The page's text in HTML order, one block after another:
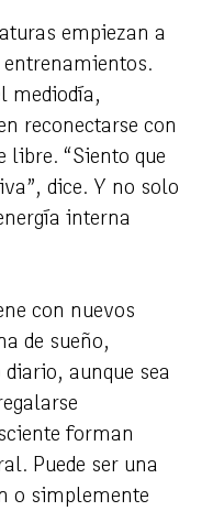
empiezan a
mediodía,
reconectarse con
libre. “Siento que
dice. Y no solo
interna
con nuevos
de sueño,
aunque sea
forman
Puede ser una
o simplemente